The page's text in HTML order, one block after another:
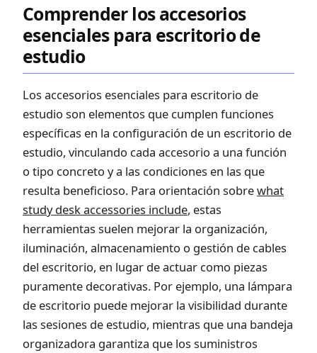
Comprender los accesorios
esenciales para escritorio de
estudio
Los accesorios esenciales para escritorio de
estudio son elementos que cumplen funciones
específicas en la configuración de un escritorio de
estudio, vinculando cada accesorio a una función
o tipo concreto y a las condiciones en las que
resulta beneficioso. Para orientación sobrewhat
study desk accessories include, estas
herramientas suelen mejorar la organización,
iluminación, almacenamiento o gestión de cables
del escritorio, en lugar de actuar como piezas
puramente decorativas. Por ejemplo, una lámpara
de escritorio puede mejorar la visibilidad durante
las sesiones de estudio, mientras que una bandeja
organizadora garantiza que los suministros